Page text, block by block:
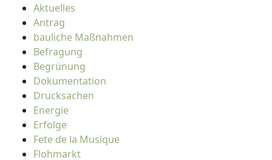
Aktuelles
Antrag
bauliche Maßnahmen
Befragung
Begrünung
Dokumentation
Drucksachen
Energie
Erfolge
Fete de la Musique
Flohmarkt